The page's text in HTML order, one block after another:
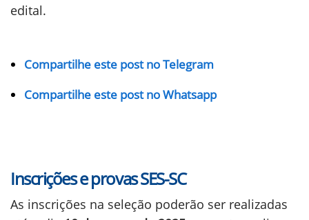
edital.
Compartilhe este post no Telegram
Compartilhe este post no Whatsapp
Inscrições e provas SES-SC
As inscrições na seleção poderão ser realizadas